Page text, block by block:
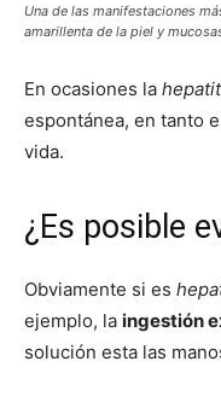
Una de las manifestaciones
amarillenta de la piel y
En ocasiones la
espontánea, en tanto
vida.
¿Es posible
Obviamente si es
ejemplo, la ingestión
solución esta las